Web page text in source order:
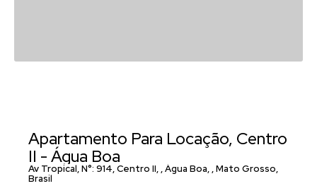
Apartamento Para Locação, Centro
II - Água Boa
Av Tropical,N°: 914,Centro II ,Água Boa ,Mato Grosso,
Brasil